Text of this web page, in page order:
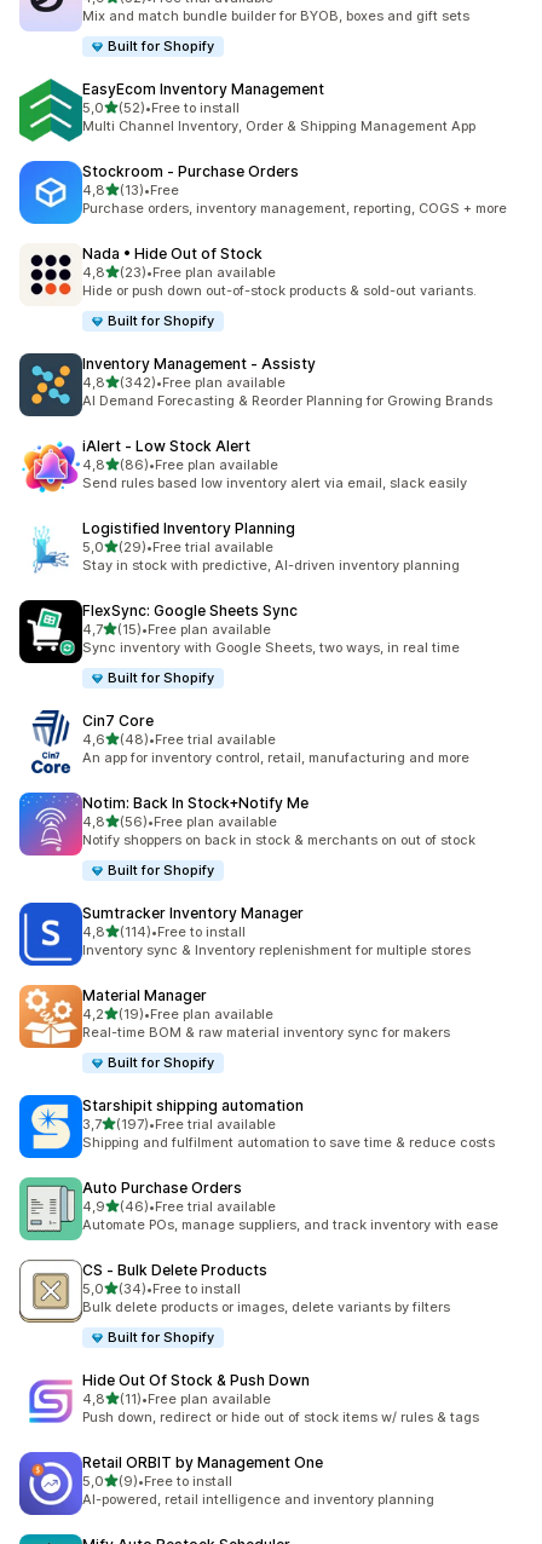
52 arvostelua yhteensä
Mix and match bundle builder for BYOB, boxes and gift sets
Built for Shopify
EasyEcom Inventory Management
5,0/ 5 tähteä
(52)
52 arvostelua yhteensä
•Free to install
Multi Channel Inventory, Order & Shipping Management App
Stockroom ‑ Purchase Orders
4,8/ 5 tähteä
(13)
13 arvostelua yhteensä
•Free
Purchase orders, inventory management, reporting, COGS + more
Nada • Hide Out of Stock
4,8/ 5 tähteä
(23)
23 arvostelua yhteensä
•Free plan available
Hide or push down out-of-stock products & sold-out variants.
Built for Shopify
Inventory Management ‑ Assisty
4,8/ 5 tähteä
(342)
342 arvostelua yhteensä
•Free plan available
AI Demand Forecasting & Reorder Planning for Growing Brands
iAlert ‑ Low Stock Alert
4,8/ 5 tähteä
(86)
86 arvostelua yhteensä
•Free plan available
Send rules based low inventory alert via email, slack easily
Logistified Inventory Planning
5,0/ 5 tähteä
(29)
29 arvostelua yhteensä
•Free trial available
Stay in stock with predictive, AI-driven inventory planning
FlexSync: Google Sheets Sync
4,7/ 5 tähteä
(15)
15 arvostelua yhteensä
•Free plan available
Sync inventory with Google Sheets, two ways, in real time
Built for Shopify
Cin7 Core
4,6/ 5 tähteä
(48)
48 arvostelua yhteensä
•Free trial available
An app for inventory control, retail, manufacturing and more
Notim: Back In Stock+Notify Me
4,8/ 5 tähteä
(56)
56 arvostelua yhteensä
•Free plan available
Notify shoppers on back in stock & merchants on out of stock
Built for Shopify
Sumtracker Inventory Manager
4,8/ 5 tähteä
(114)
114 arvostelua yhteensä
•Free to install
Inventory sync & Inventory replenishment for multiple stores
Material Manager
4,2/ 5 tähteä
(19)
19 arvostelua yhteensä
•Free plan available
Real-time BOM & raw material inventory sync for makers
Built for Shopify
Starshipit shipping automation
3,7/ 5 tähteä
(197)
197 arvostelua yhteensä
•Free trial available
Shipping and fulfilment automation to save time & reduce costs
Auto Purchase Orders
4,9/ 5 tähteä
(46)
46 arvostelua yhteensä
•Free trial available
Automate POs, manage suppliers, and track inventory with ease
CS ‑ Bulk Delete Products
5,0/ 5 tähteä
(34)
34 arvostelua yhteensä
•Free to install
Bulk delete products or images, delete variants by filters
Built for Shopify
Hide Out Of Stock & Push Down
4,8/ 5 tähteä
(11)
11 arvostelua yhteensä
•Free plan available
Push down, redirect or hide out of stock items w/ rules & tags
Retail ORBIT by Management One
5,0/ 5 tähteä
(9)
9 arvostelua yhteensä
•Free to install
AI-powered, retail intelligence and inventory planning